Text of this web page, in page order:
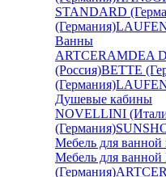
STANDARD
(Германия)
Ванны
ARTCERAMDEA
(Россия)BETTE
(Германия)
Душевые кабины
NOVELLINI
(Германия)
Мебель для ванной
Мебель для ванной
(Германия)